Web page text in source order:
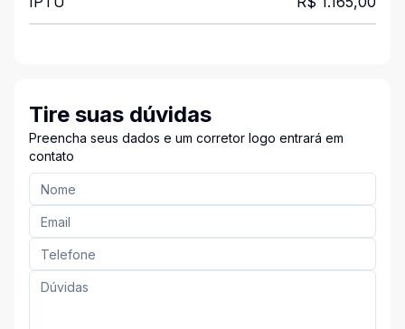
Tire suas dúvidas
Preencha seus dados e um corretor logo entrará em
contato